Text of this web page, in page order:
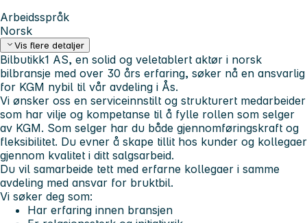
Arbeidsspråk
Norsk
Vis flere detaljer
Bilbutikk1 AS, en solid og veletablert aktør i norsk
bilbransje med over 30 års erfaring, søker nå en ansvarlig
for KGM nybil til vår avdeling i Ås.
Vi ønsker oss en serviceinnstilt og strukturert medarbeider
som har vilje og kompetanse til å fylle rollen som selger
av KGM. Som selger har du både gjennomføringskraft og
fleksibilitet. Du evner å skape tillit hos kunder og kollegaer
gjennom kvalitet i ditt salgsarbeid.
Du vil samarbeide tett med erfarne kollegaer i samme
avdeling med ansvar for bruktbil.
Vi søker deg som:
Har erfaring innen bransjen